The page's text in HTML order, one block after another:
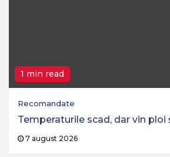
1 min read
Recomandate
Temperaturile scad, dar vin ploi
7 august 2026